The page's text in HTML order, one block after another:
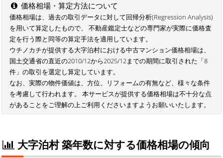
価格相場・算定方法について
価格相場は、過去の取引データに対して回帰分析(Regression Analysis)
を用いて算定したもので、 不動産鑑定士などの専門家が実際に価格査
定を行う際と同等の算定手法を適用しています。
ウチノカチが提供する大字泊村における中古マンション価格相場は、
国土交通省の直近の2010/12から2025/12までの期間に取引された「8
件」の取引を選定し算定しています。
なお、実際の物件価値は、方位、リフォームの有無など、様々な条件
を考慮して行われます。 本サービスが提供する価格相場は不十分な点
があることをご理解の上ご利用くださいますようお願いいたします。
大字泊村 築年数に対する価格相場の傾向